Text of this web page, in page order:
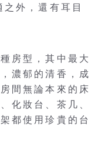
外，還有耳目
房型，其中最大
濃郁的清香，成
間無論本來的床
化妝台、茶几、
都使用珍貴的台